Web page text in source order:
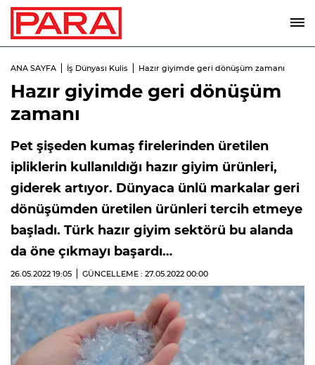
ANA SAYFA İş Dünyası Kulis Hazır giyimde geri dönüşüm zamanı
Hazır giyimde geri dönüşüm
zamanı
Pet şişeden kumaş firelerinden üretilen
ipliklerin kullanıldığı hazır giyim ürünleri,
giderek artıyor. Dünyaca ünlü markalar geri
dönüşümden üretilen ürünleri tercih etmeye
başladı. Türk hazır giyim sektörü bu alanda
da öne çıkmayı başardı…
26.05.2022 19:05 GÜNCELLEME : 27.05.2022 00:00